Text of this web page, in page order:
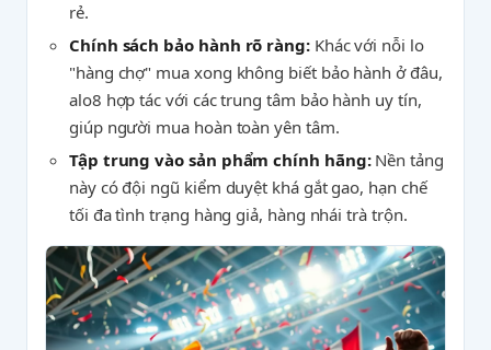
rẻ.
Chính sách bảo hành rõ ràng:Khác với nỗi lo
"hàng chợ" mua xong không biết bảo hành ở đâu,
alo8 hợp tác với các trung tâm bảo hành uy tín,
giúp người mua hoàn toàn yên tâm.
Tập trung vào sản phẩm chính hãng:Nền tảng
này có đội ngũ kiểm duyệt khá gắt gao, hạn chế
tối đa tình trạng hàng giả, hàng nhái trà trộn.